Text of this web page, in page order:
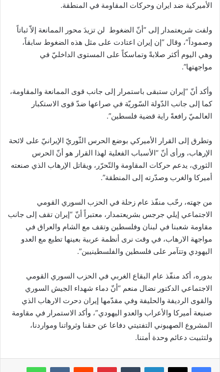
الأميركية ضد ايران وحركات المقاومة في المنطقة.
ولفت شريعتمدار إلى “أنّ الضغوط لن تزيدَ محور الممانعة إلاّ ثباتاً
وصموداً”، وقال “إن إيران اعتادت على مثل هذه الضغوط سابقاً،
وهي اليوم أكثر صلابةً وتماسكاً على المستوى الداخليّ في
مواجهتها”.
وأكد أنّ “إيران ستبقى باستمرار إلى جانب قوى الممانعة والمقاومة،
كما إلى جانب الدّولة السّوريّة في صراعها ضدّ قوى الاستكبار
العالميّ رافعةً راية قضية فلسطين”.
وتطرق إلى القرار الأميركي بوضع الحرس الثّوريّ الإيرانيّ على لائحة
الإرهاب، ورأى أنّ “الأسباب الفعلية لهذا القرار هو أنّ الحرس
الثوري، يدعم حركات المقاومة والتّحرّر، ويقاتل الإرهاب الذي صنعته
أميركا والغرب وصدّرته إلى المنطقة”.
من جهته، رحّب منفّذ عام زحلة في الحزب السوري القومي
الاجتماعي إيلي جرجس بشريعتمدار، معتبراً أنّ “إيران تقف إلى جانب
مقاومة شعبنا في لبنان وفلسطين وتقف مع الشام والعراق في
مواجهة الارهاب، في وقت نرى أنظمة عربية بعينها تطبع مع العدو
اليهودي وتتآمر على فلسطين والفلسطينيين”.
بدوره، أكد منفّذ عام البقاع الغربي في الحزب السوري القومي
الاجتماعي الدكتور نضال منعم “أنّ دماء شهداء الجيش السوري
والقوى الرديفة والحليفة وفي مقدّمها إيران دحرت الارهاب الذي
صنيعة أميركا والأعراب والعدو اليهودي”، وأكد الاستمرار في مقاومة
المشروع الصهيوني التفتيتي دفاعا عن حقنا وثرواتنا ومواردنا،
ولتثبيت دعائم وحدة أمتنا.
فيسبوك لينكدإن بينتيريست